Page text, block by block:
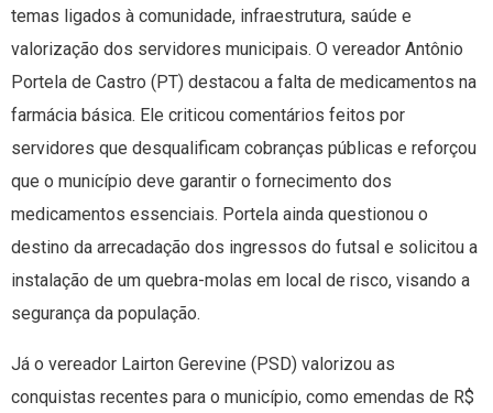
temas ligados à comunidade, infraestrutura, saúde e
valorização dos servidores municipais. O vereador Antônio
Portela de Castro (PT) destacou a falta de medicamentos na
farmácia básica. Ele criticou comentários feitos por
servidores que desqualificam cobranças públicas e reforçou
que o município deve garantir o fornecimento dos
medicamentos essenciais. Portela ainda questionou o
destino da arrecadação dos ingressos do futsal e solicitou a
instalação de um quebra-molas em local de risco, visando a
segurança da população.
Já o vereador Lairton Gerevine (PSD) valorizou as
conquistas recentes para o município, como emendas de R$